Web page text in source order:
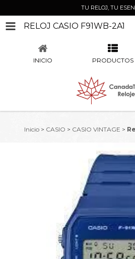
TU RELOJ, TU
RELOJ CASIO F91WB-2A1
INICIO PRODUCTOS
Inicio > CASIO > CASIO VINTAGE >